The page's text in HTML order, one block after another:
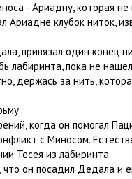
- Ариадну, которая
клубок ниток,
привязал один конец
лабиринта, пока не
держась за нить,
когда он помогал
с Миносом.
Тесея из лабиринта.
что он посадил Дедала и